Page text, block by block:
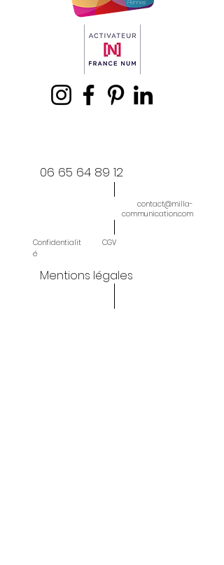
06 65 64 89 12
contact@milla-
communication.com
Confidentialit
é
CGV
Mentions légales